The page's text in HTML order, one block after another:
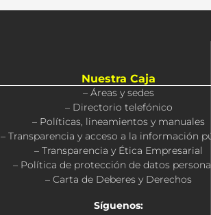
Nuestra Caja
– Áreas y sedes
– Directorio telefónico
– Políticas, lineamientos y manuales
– Transparencia y acceso a la información
– Transparencia y Ética Empresarial
– Política de protección de datos
– Carta de Deberes y Derechos
Síguenos: